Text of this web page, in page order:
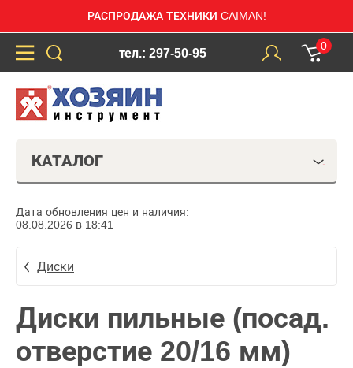
РАСПРОДАЖА ТЕХНИКИ CAIMAN!
тел.: 297-50-95
0
КАТАЛОГ
Дата обновления цен и наличия:
08.08.2026 в 18:41
Диски
Диски пильные (посад.
отверстие 20/16 мм)